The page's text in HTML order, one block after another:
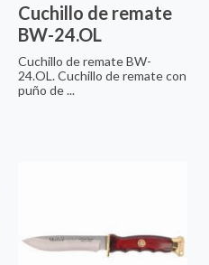
Cuchillo de remate
BW-24.OL
Cuchillo de remate BW-
24.OL. Cuchillo de remate con
puño de ...